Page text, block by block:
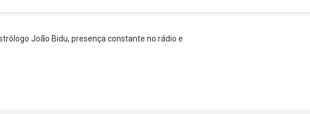
João Bidu, presença constante no rádio e